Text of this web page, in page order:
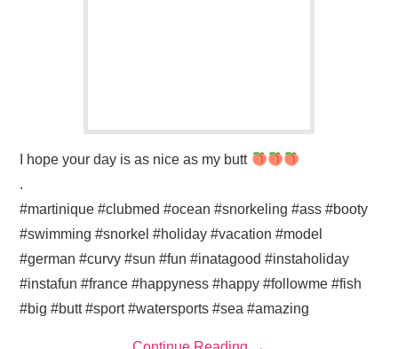
I hope your day is as nice as my butt
.
#martinique #clubmed #ocean #snorkeling #ass #booty
#swimming #snorkel #holiday #vacation #model
#german #curvy #sun #fun #inatagood #instaholiday
#instafun #france #happyness #happy #followme #fish
#big #butt #sport #watersports #sea #amazing